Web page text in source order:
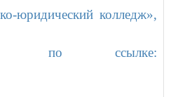
юридический колледж»,
по ссылке: